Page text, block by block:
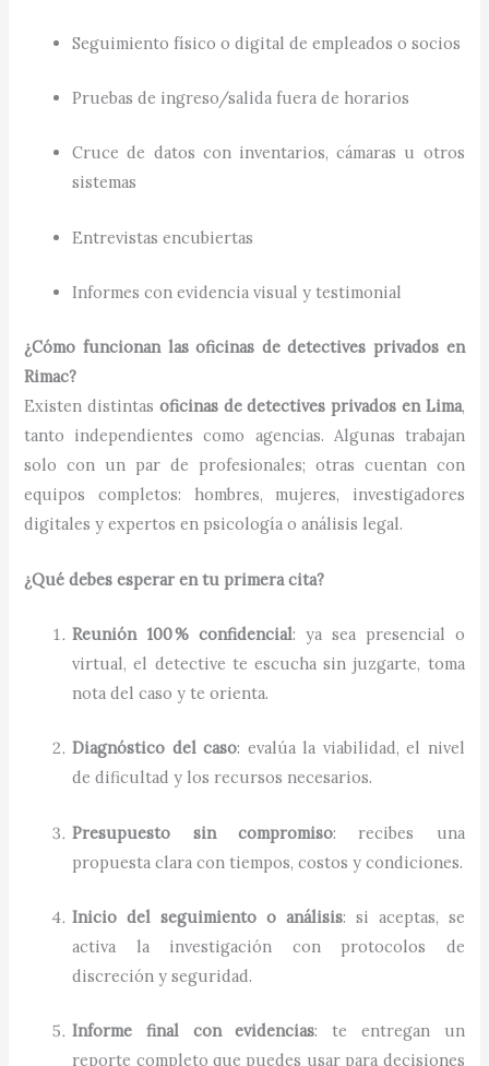
Seguimiento físico o digital de empleados o socios
Pruebas de ingreso/salida fuera de horarios
Cruce de datos con inventarios, cámaras u otros
sistemas
Entrevistas encubiertas
Informes con evidencia visual y testimonial
¿Cómo funcionan las oficinas de detectives privados en
Rimac?
Existen distintas oficinas de detectives privados en Lima,
tanto independientes como agencias. Algunas trabajan
solo con un par de profesionales; otras cuentan con
equipos completos: hombres, mujeres, investigadores
digitales y expertos en psicología o análisis legal.
¿Qué debes esperar en tu primera cita?
Reunión 100 % confidencial: ya sea presencial o
virtual, el detective te escucha sin juzgarte, toma
nota del caso y te orienta.
Diagnóstico del caso: evalúa la viabilidad, el nivel
de dificultad y los recursos necesarios.
Presupuesto sin compromiso: recibes una
propuesta clara con tiempos, costos y condiciones.
Inicio del seguimiento o análisis: si aceptas, se
activa la investigación con protocolos de
discreción y seguridad.
Informe final con evidencias: te entregan un
reporte completo que puedes usar para decisiones